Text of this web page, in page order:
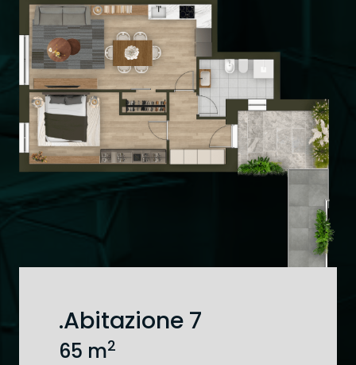
.Abitazione 7
65 m2
contenuto e di acconsentire ad essere
ricontattato al solo fine di riscontrare la
richiesta inviata.
Mi piacerebbe ricevere, anche con
modalità automatizzate di contatto quali
sms e/o e-mail, comunicazioni informative e
promozionali dei servizi della titolare.